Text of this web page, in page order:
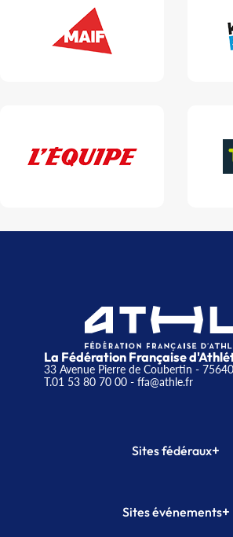
La Fédération Française
33 Avenue Pierre de Coubertin -
T.01 53 80 70 00- ffa@athle.fr
Sites fédéraux+
Plateforme Formation
Sites événements+